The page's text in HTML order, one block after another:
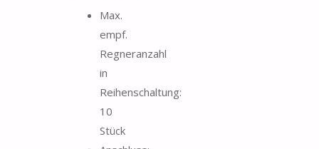
Max.
empf.
Regneranzahl
in
Reihenschaltung:
10
Stück